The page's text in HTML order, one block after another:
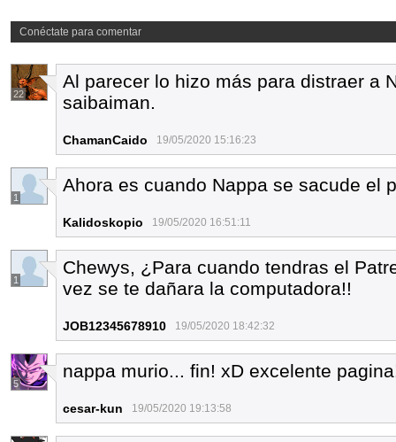
Conéctate para comentar
22
Al parecer lo hizo más para distraer a
saibaiman.
ChamanCaido 19/05/2020 15:16:23
1
Ahora es cuando Nappa se sacude el
Kalidoskopio 19/05/2020 16:51:11
1
Chewys, ¿Para cuando tendras el
vez se te dañara la computadora!!
JOB12345678910 19/05/2020 18:42:32
5
nappa murio... fin! xD excelente
cesar-kun 19/05/2020 19:13:58